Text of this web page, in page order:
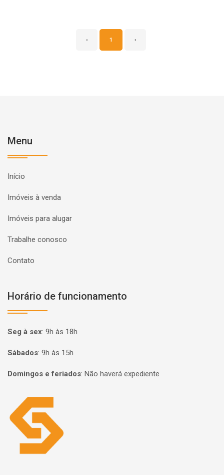
‹ 1 ›
Menu
Início
Imóveis à venda
Imóveis para alugar
Trabalhe conosco
Contato
Horário de funcionamento
Seg à sex: 9h às 18h
Sábados: 9h às 15h
Domingos e feriados: Não haverá expediente
Página inicial